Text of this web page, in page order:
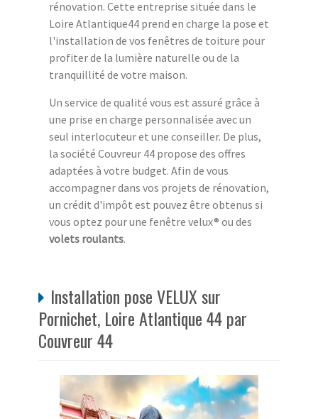
rénovation. Cette entreprise située dans le
Loire Atlantique44 prend en charge la pose et
l'installation de vos fenêtres de toiture pour
profiter de la lumière naturelle ou de la
tranquillité de votre maison.
Un service de qualité vous est assuré grâce à
une prise en charge personnalisée avec un
seul interlocuteur et une conseiller. De plus,
la société Couvreur 44 propose des offres
adaptées à votre budget. Afin de vous
accompagner dans vos projets de rénovation,
un crédit d'impôt est pouvez être obtenus si
vous optez pour une fenêtre velux® ou des
volets roulants.
Installation pose VELUX sur
Pornichet, Loire Atlantique 44 par
Couvreur 44